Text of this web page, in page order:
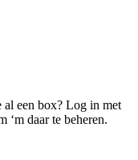
al een box? Log in met
‘m daar te beheren.